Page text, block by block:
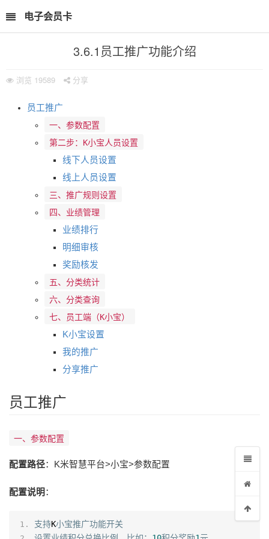
电子会员卡
3.6.1员工推广功能介绍
浏览 19589 分享
员工推广
一、参数配置
第二步：K小宝人员设置
线下人员设置
线上人员设置
三、推广规则设置
四、业绩管理
业绩排行
明细审核
奖励核发
五、分类统计
六、分类查询
七、员工端（K小宝）
K小宝设置
我的推广
分享推广
员工推广
一、参数配置
配置路径：K米智慧平台>小宝>参数配置
配置说明：
支持K小宝推广功能开关